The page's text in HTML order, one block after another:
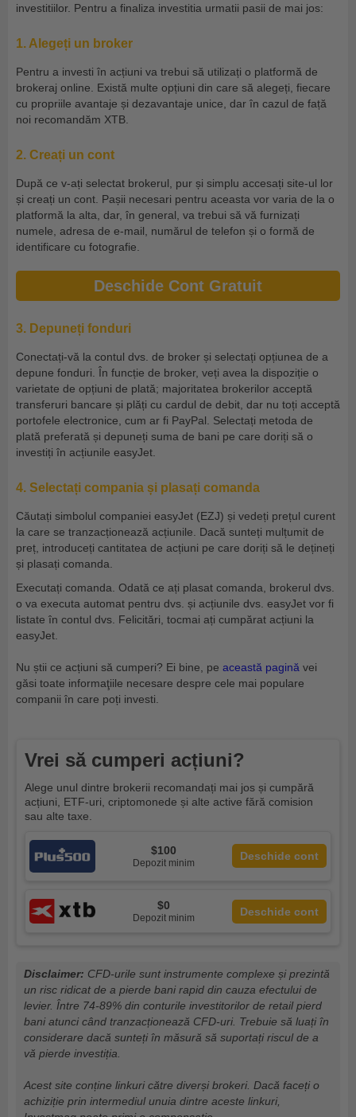
investitiilor. Pentru a finaliza investitia urmatii pasii de mai jos:
1. Alegeți un broker
Pentru a investi în acțiuni va trebui să utilizați o platformă de
brokeraj online. Există multe opțiuni din care să alegeți, fiecare
cu propriile avantaje și dezavantaje unice, dar în cazul de față
noi recomandăm XTB.
2. Creați un cont
După ce v-ați selectat brokerul, pur și simplu accesați site-ul lor
și creați un cont. Pașii necesari pentru aceasta vor varia de la o
platformă la alta, dar, în general, va trebui să vă furnizați
numele, adresa de e-mail, numărul de telefon și o formă de
identificare cu fotografie.
Deschide Cont Gratuit
3. Depuneți fonduri
Conectați-vă la contul dvs. de broker și selectați opțiunea de a
depune fonduri. În funcție de broker, veți avea la dispoziție o
varietate de opțiuni de plată; majoritatea brokerilor acceptă
transferuri bancare și plăți cu cardul de debit, dar nu toți acceptă
portofele electronice, cum ar fi PayPal. Selectați metoda de
plată preferată și depuneți suma de bani pe care doriți să o
investiți în acțiunile easyJet.
4. Selectați compania și plasați comanda
Căutați simbolul companiei easyJet (EZJ) și vedeți prețul curent
la care se tranzacționează acțiunile. Dacă sunteți mulțumit de
preț, introduceți cantitatea de acțiuni pe care doriți să le dețineți
și plasați comanda.
Executați comanda. Odată ce ați plasat comanda, brokerul dvs.
o va executa automat pentru dvs. și acțiunile dvs. easyJet vor fi
listate în contul dvs. Felicitări, tocmai ați cumpărat acțiuni la
easyJet.
Nu știi ce acțiuni să cumperi? Ei bine, pe această pagină vei
găsi toate informaţiile necesare despre cele mai populare
companii în care poți investi.
Vrei să cumperi acțiuni?
Alege unul dintre brokerii recomandați mai jos și cumpără
acțiuni, ETF-uri, criptomonede și alte active fără comision
sau alte taxe.
$100
Depozit minim
Deschide cont
$0
Depozit minim
Deschide cont
Disclaimer: CFD-urile sunt instrumente complexe și prezintă
un risc ridicat de a pierde bani rapid din cauza efectului de
levier. Între 74-89% din conturile investitorilor de retail pierd
bani atunci când tranzacționează CFD-uri. Trebuie să luați în
considerare dacă sunteți în măsură să suportați riscul de a
vă pierde investiția.
Acest site conține linkuri către diverși brokeri. Dacă faceți o
achiziție prin intermediul unuia dintre aceste linkuri,